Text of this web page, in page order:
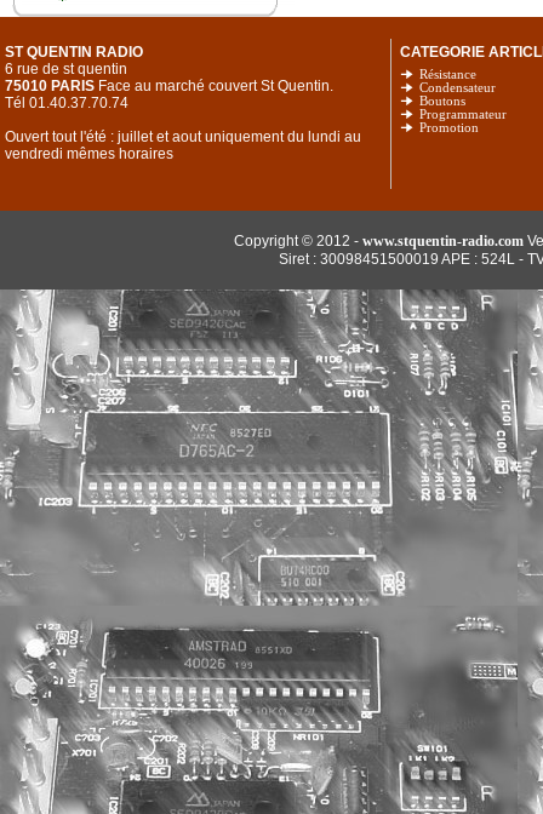
ST QUENTIN RADIO
6 rue de st quentin
75010 PARIS Face au marché couvert St Quentin.
Tél 01.40.37.70.74
Ouvert tout l'été : juillet et aout uniquement du lundi au
vendredi mêmes horaires
CATEGORIE
Résistance
Condensateur
Boutons
Programmateur
Promotion
Copyright © 2012 - www.stquentin-radio.com
Siret : 30098451500019 APE : 524L -